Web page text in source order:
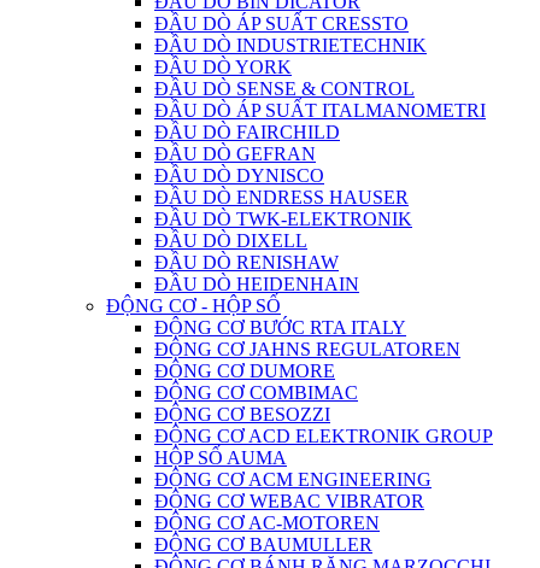
ĐẦU DÒ ÁP SUẤT CRESSTO
ĐẦU DÒ INDUSTRIETECHNIK
ĐẦU DÒ YORK
ĐẦU DÒ SENSE & CONTROL
ĐẦU DÒ ÁP SUẤT ITALMANOMETRI
ĐẦU DÒ FAIRCHILD
ĐẦU DÒ GEFRAN
ĐẦU DÒ DYNISCO
ĐẦU DÒ ENDRESS HAUSER
ĐẦU DÒ TWK-ELEKTRONIK
ĐẦU DÒ DIXELL
ĐẦU DÒ RENISHAW
ĐẦU DÒ HEIDENHAIN
ĐỘNG CƠ - HỘP SỐ
ĐỘNG CƠ BƯỚC RTA ITALY
ĐỘNG CƠ JAHNS REGULATOREN
ĐỘNG CƠ DUMORE
ĐỘNG CƠ COMBIMAC
ĐỘNG CƠ BESOZZI
ĐỘNG CƠ ACD ELEKTRONIK GROUP
HỘP SỐ AUMA
ĐỘNG CƠ ACM ENGINEERING
ĐỘNG CƠ WEBAC VIBRATOR
ĐỘNG CƠ AC-MOTOREN
ĐỘNG CƠ BAUMULLER